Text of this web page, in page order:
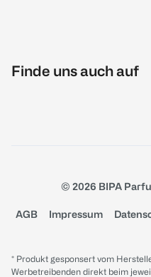
Finde uns auch auf
© 2026 BIPA
AGB Impressum
* Produkt gesponsert vom
Werbetreibenden direkt beim